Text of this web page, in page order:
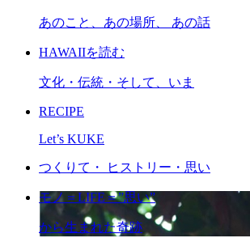
あのこと、あの場所、 あの話
HAWAIIを読む
文化・伝統・そして、いま
RECIPE
Let’s KUKE
つくりて・ ヒストリー・思い
モノ＝LIFE＝”思い”
から生まれた奇跡